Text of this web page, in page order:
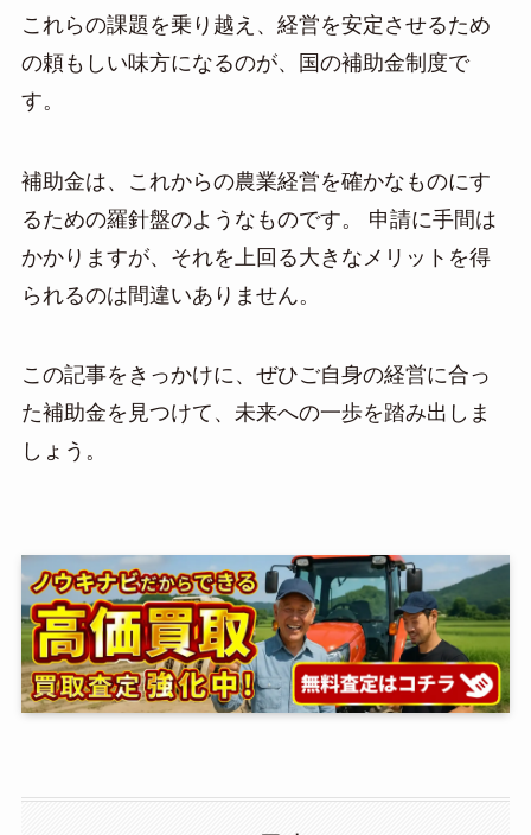
これらの課題を乗り越え、経営を安定させるため
の頼もしい味方になるのが、国の補助金制度で
す。
補助金は、これからの農業経営を確かなものにす
るための羅針盤のようなものです。 申請に手間は
かかりますが、それを上回る大きなメリットを得
られるのは間違いありません。
この記事をきっかけに、ぜひご自身の経営に合っ
た補助金を見つけて、未来への一歩を踏み出しま
しょう。